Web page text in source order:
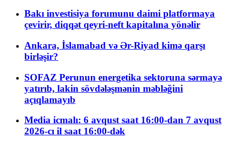
Bakı investisiya forumunu daimi platformaya
çevirir, diqqət qeyri-neft kapitalına yönəlir
Ankara, İslamabad və Ər-Riyad kimə qarşı
birləşir?
SOFAZ Perunun energetika sektoruna sərmayə
yatırıb, lakin sövdələşmənin məbləğini
açıqlamayıb
Media icmalı: 6 avqust saat 16:00-dan 7 avqust
2026-cı il saat 16:00-dək